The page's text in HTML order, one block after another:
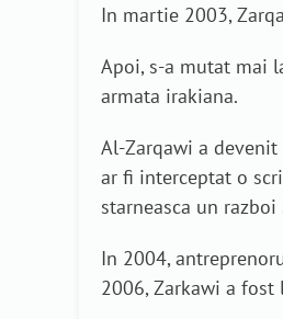
In martie 2003,
Apoi, s-a mutat mai
armata irakiana.
Al-Zarqawi a
ar fi interceptat o
starneasca un
In 2004,
2006, Zarkawi a